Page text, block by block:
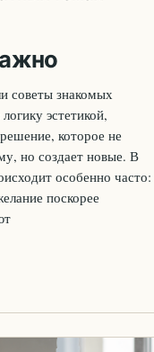
советы знакомых
эстетикой,
которое не
но создает новые. В
особенно часто:
поскорее